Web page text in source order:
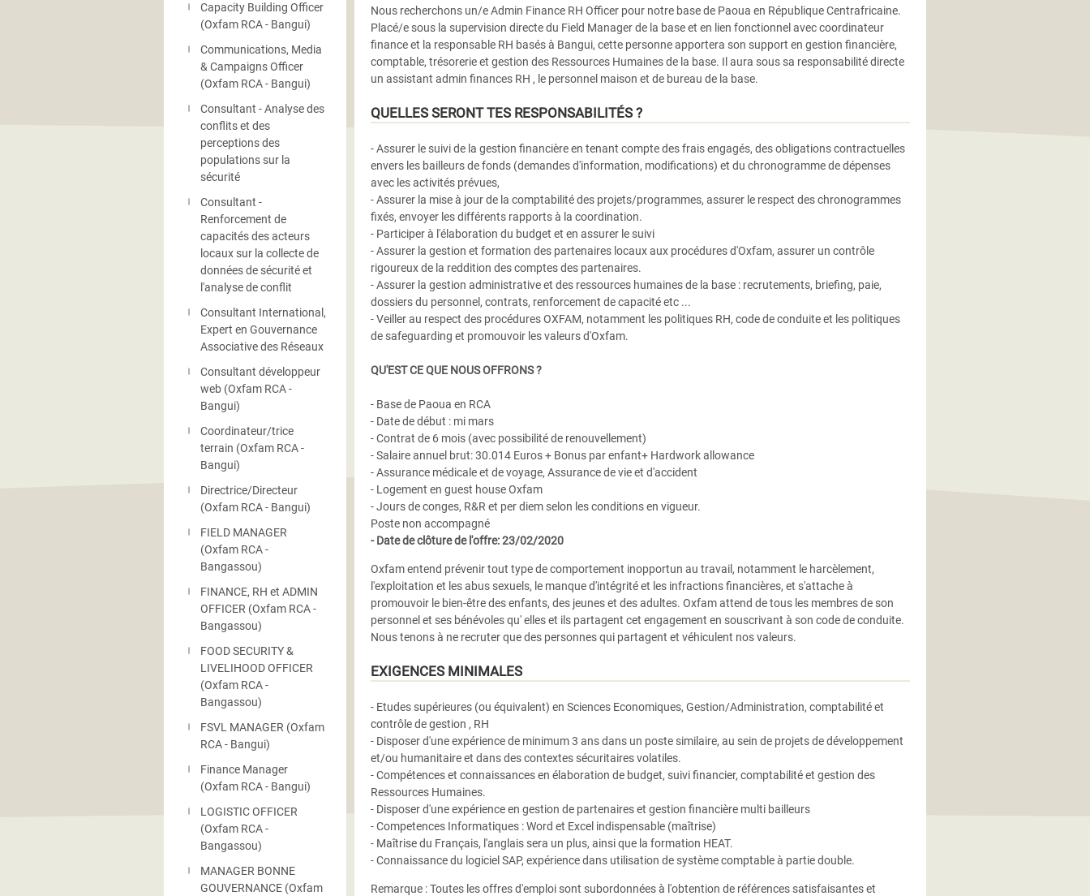
Nous recherchons un/e Admin Finance RH Officer pour notre base de Paoua en République Centrafricaine.
Placé/e sous la supervision directe du Field Manager de la base et en lien fonctionnel avec coordinateur
finance et la responsable RH basés à Bangui, cette personne apportera son support en gestion financière,
comptable, trésorerie et gestion des Ressources Humaines de la base. Il aura sous sa responsabilité directe
un assistant admin finances RH , le personnel maison et de bureau de la base.
QUELLES SERONT TES RESPONSABILITÉS ?
- Assurer le suivi de la gestion financière en tenant compte des frais engagés, des obligations contractuelles
envers les bailleurs de fonds (demandes d'information, modifications) et du chronogramme de dépenses
avec les activités prévues,
- Assurer la mise à jour de la comptabilité des projets/programmes, assurer le respect des chronogrammes
fixés, envoyer les différents rapports à la coordination.
- Participer à l'élaboration du budget et en assurer le suivi
- Assurer la gestion et formation des partenaires locaux aux procédures d'Oxfam, assurer un contrôle
rigoureux de la reddition des comptes des partenaires.
- Assurer la gestion administrative et des ressources humaines de la base : recrutements, briefing, paie,
dossiers du personnel, contrats, renforcement de capacité etc ...
- Veiller au respect des procédures OXFAM, notamment les politiques RH, code de conduite et les politiques
de safeguarding et promouvoir les valeurs d'Oxfam.
QU'EST CE QUE NOUS OFFRONS ?
- Base de Paoua en RCA
- Date de début : mi mars
- Contrat de 6 mois (avec possibilité de renouvellement)
- Salaire annuel brut: 30.014 Euros + Bonus par enfant+ Hardwork allowance
- Assurance médicale et de voyage, Assurance de vie et d'accident
- Logement en guest house Oxfam
- Jours de conges, R&R et per diem selon les conditions en vigueur.
Poste non accompagné
- Date de clôture de l'offre: 23/02/2020
Oxfam entend prévenir tout type de comportement inopportun au travail, notamment le harcèlement,
l'exploitation et les abus sexuels, le manque d'intégrité et les infractions financières, et s'attache à
promouvoir le bien-être des enfants, des jeunes et des adultes. Oxfam attend de tous les membres de son
personnel et ses bénévoles qu' elles et ils partagent cet engagement en souscrivant à son code de conduite.
Nous tenons à ne recruter que des personnes qui partagent et véhiculent nos valeurs.
EXIGENCES MINIMALES
- Etudes supérieures (ou équivalent) en Sciences Economiques, Gestion/Administration, comptabilité et
contrôle de gestion , RH
- Disposer d'une expérience de minimum 3 ans dans un poste similaire, au sein de projets de développement
et/ou humanitaire et dans des contextes sécuritaires volatiles.
- Compétences et connaissances en élaboration de budget, suivi financier, comptabilité et gestion des
Ressources Humaines.
- Disposer d'une expérience en gestion de partenaires et gestion financière multi bailleurs
- Competences Informatiques : Word et Excel indispensable (maîtrise)
- Maîtrise du Français, l'anglais sera un plus, ainsi que la formation HEAT.
- Connaissance du logiciel SAP, expérience dans utilisation de système comptable à partie double.
Remarque : Toutes les offres d'emploi sont subordonnées à l'obtention de références satisfaisantes et
Capacity Building Officer
(Oxfam RCA - Bangui)
Communications, Media
& Campaigns Officer
(Oxfam RCA - Bangui)
Consultant - Analyse des
conflits et des
perceptions des
populations sur la
sécurité
Consultant -
Renforcement de
capacités des acteurs
locaux sur la collecte de
données de sécurité et
l'analyse de conflit
Consultant International,
Expert en Gouvernance
Associative des Réseaux
Consultant développeur
web (Oxfam RCA -
Bangui)
Coordinateur/trice
terrain (Oxfam RCA -
Bangui)
Directrice/Directeur
(Oxfam RCA - Bangui)
FIELD MANAGER
(Oxfam RCA -
Bangassou)
FINANCE, RH et ADMIN
OFFICER (Oxfam RCA -
Bangassou)
FOOD SECURITY &
LIVELIHOOD OFFICER
(Oxfam RCA -
Bangassou)
FSVL MANAGER (Oxfam
RCA - Bangui)
Finance Manager
(Oxfam RCA - Bangui)
LOGISTIC OFFICER
(Oxfam RCA -
Bangassou)
MANAGER BONNE
GOUVERNANCE (Oxfam